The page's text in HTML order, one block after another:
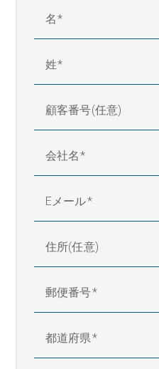
名
姓
顧客番号(任意)
会社名
Eメール
住所(任意)
郵便番号
都道府県